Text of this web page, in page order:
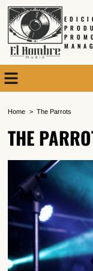
Home The Parrots
THE
SUSCRÍBETE